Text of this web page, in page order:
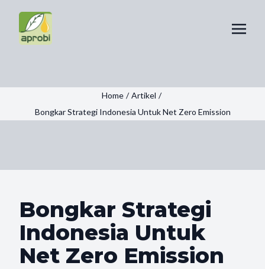
Home / Artikel /
Bongkar Strategi Indonesia Untuk Net Zero Emission
Bongkar Strategi
Indonesia Untuk
Net Zero Emission